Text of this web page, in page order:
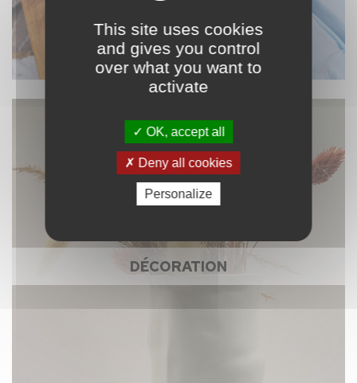
DÉCORATION
This site uses cookies
and gives you control
over what you want to
activate
OK, accept all
Deny all cookies
Personalize